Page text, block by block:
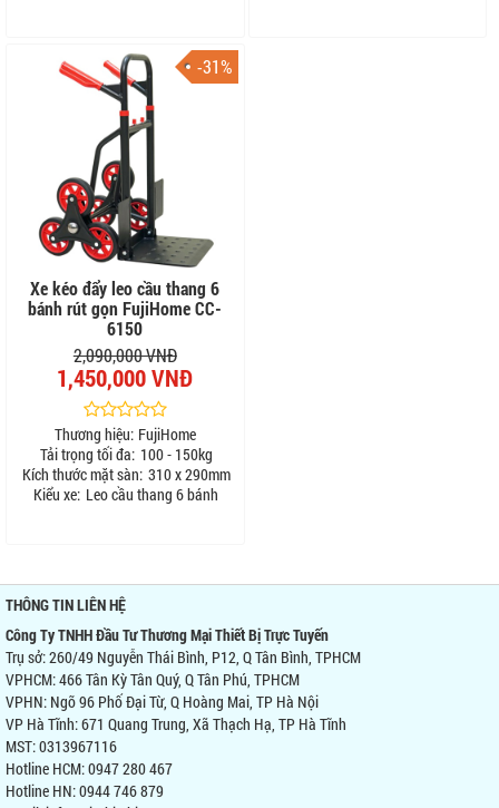
-31%
Xe kéo đẩy leo cầu thang 6
bánh rút gọn FujiHome CC-
6150
2,090,000 VNĐ
1,450,000 VNĐ
Thương hiệu: FujiHome
Tải trọng tối đa: 100 - 150kg
Kích thước mặt sàn: 310 x 290mm
Kiểu xe: Leo cầu thang 6 bánh
THÔNG TIN LIÊN HỆ
Công Ty TNHH Đầu Tư Thương Mại Thiết Bị Trực Tuyến
Trụ sở: 260/49 Nguyễn Thái Bình, P12, Q Tân Bình, TPHCM
VPHCM: 466 Tân Kỳ Tân Quý, Q Tân Phú, TPHCM
VPHN: Ngõ 96 Phố Đại Từ, Q Hoàng Mai, TP Hà Nội
VP Hà Tĩnh: 671 Quang Trung, Xã Thạch Hạ, TP Hà Tĩnh
MST: 0313967116
Hotline HCM: 0947 280 467
Hotline HN: 0944 746 879